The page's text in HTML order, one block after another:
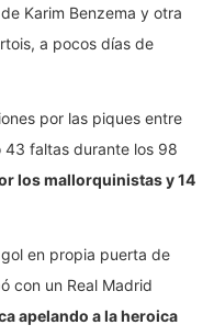
Karim Benzema y otra
a pocos días de
por las piques entre
43 faltas durante los 98
los mallorquinistas y 14
en propia puerta de
con un Real Madrid
apelando a la heroica